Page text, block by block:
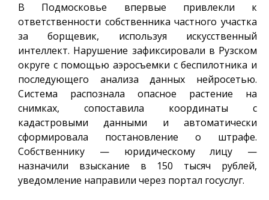
В Подмосковье впервые привлекли к
ответственности собственника частного участка
за борщевик, используя искусственный
интеллект. Нарушение зафиксировали в Рузском
округе с помощью аэросъемки с беспилотника и
последующего анализа данных нейросетью.
Система распознала опасное растение на
снимках, сопоставила координаты с
кадастровыми данными и автоматически
сформировала постановление о штрафе.
Собственнику — юридическому лицу —
назначили взыскание в 150 тысяч рублей,
уведомление направили через портал госуслуг.